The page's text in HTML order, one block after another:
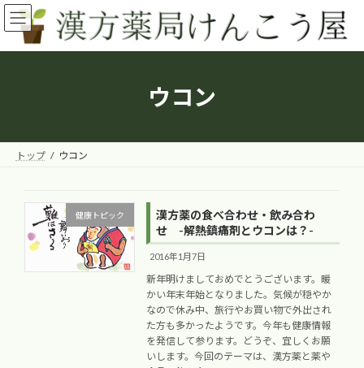
コ
ン
ナ
ビ
ウコン
トップ ウコン
健康トピック
漢方薬の食べ合わせ・飲み合わ
せ -解熱鎮痛剤とウコンは？-
2016年1月7日
新年明けましておめでとうございます。暖
かい年末年始となりました。気候が穏やか
なので休み中、旅行やお買い物で外出され
た方も多かったようです。今年も健康情報
を発信して参ります。どうぞ、宜しくお願
いします。今回のテーマは、漢方薬と薬や